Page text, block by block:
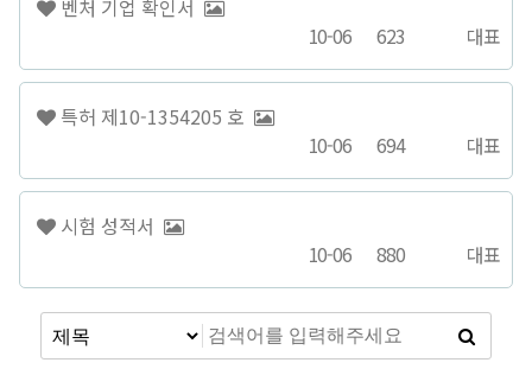
벤처 기업 확인서
대표
623
10-06
특허 제10-1354205 호
대표
694
10-06
시험 성적서
대표
880
10-06